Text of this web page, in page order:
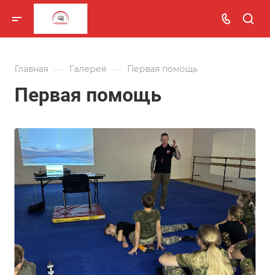
Главная — Галерея — Первая помощь
Первая помощь